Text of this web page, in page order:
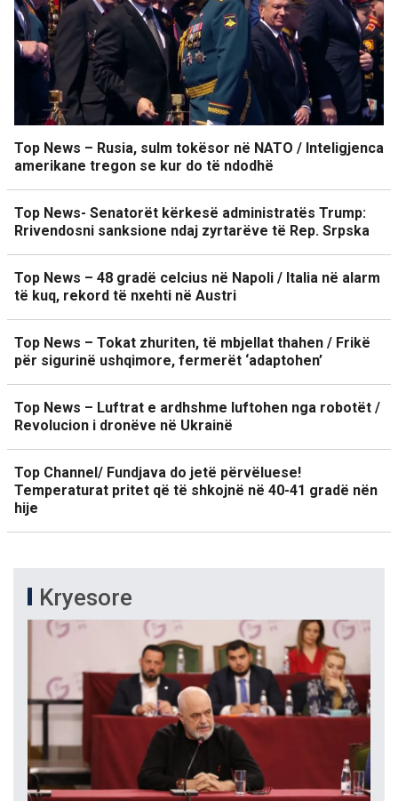
Top News – Rusia, sulm tokësor në NATO / Inteligjenca
amerikane tregon se kur do të ndodhë
Top News- Senatorët kërkesë administratës Trump:
Rrivendosni sanksione ndaj zyrtarëve të Rep. Srpska
Top News – 48 gradë celcius në Napoli / Italia në alarm
të kuq, rekord të nxehti në Austri
Top News – Tokat zhuriten, të mbjellat thahen / Frikë
për sigurinë ushqimore, fermerët ‘adaptohen’
Top News – Luftrat e ardhshme luftohen nga robotët /
Revolucion i dronëve në Ukrainë
Top Channel/ Fundjava do jetë përvëluese!
Temperaturat pritet që të shkojnë në 40-41 gradë nën
hije
Kryesore